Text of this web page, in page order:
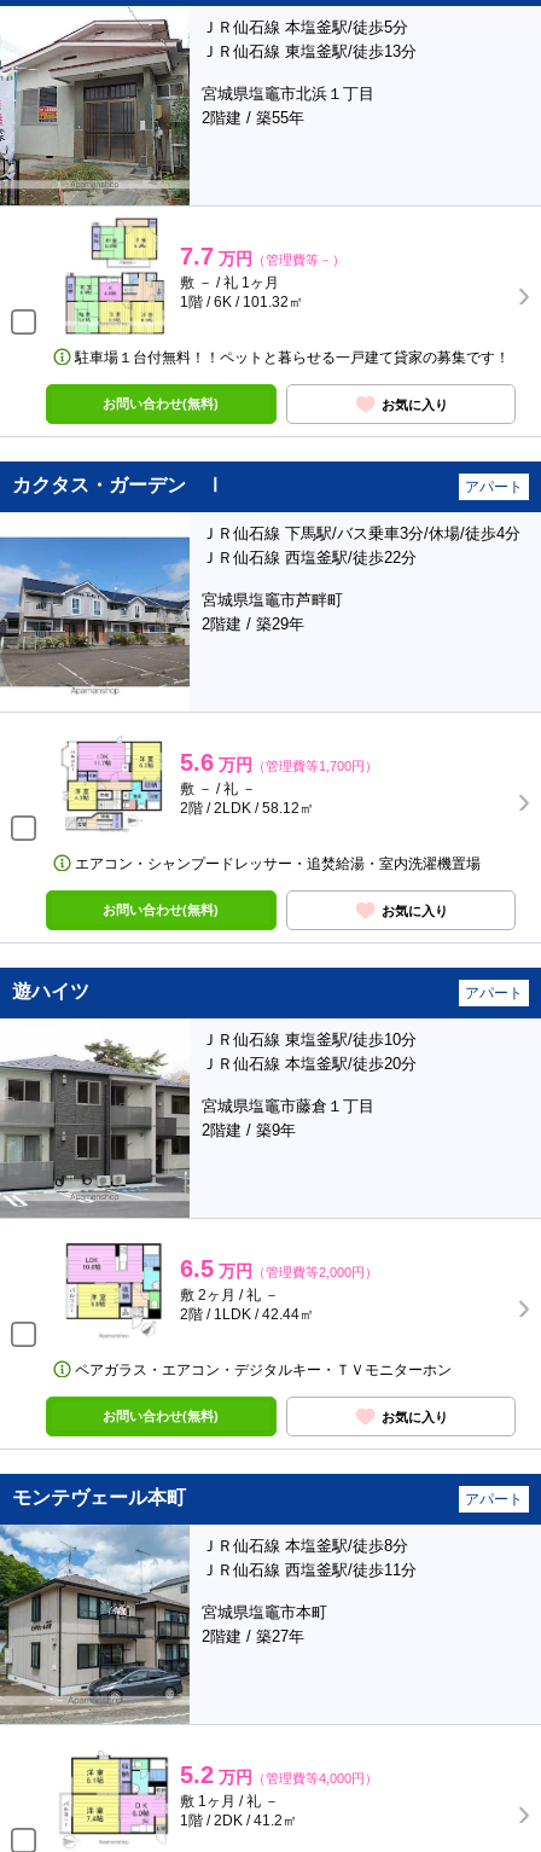
ＪＲ仙石線 本塩釜駅/徒歩5分
ＪＲ仙石線 東塩釜駅/徒歩13分
宮城県塩竈市北浜１丁目
2階建 / 築55年
7.7 万円 （管理費等－）
敷 － / 礼 1ヶ月
1階 / 6K / 101.32㎡
駐車場１台付無料！！ペットと暮らせる一戸建て貸家の募集です！
お問い合わせ(無料) お気に入り
カクタス・ガーデン Ⅰ アパート
ＪＲ仙石線 下馬駅/バス乗車3分/休場/徒歩4分
ＪＲ仙石線 西塩釜駅/徒歩22分
宮城県塩竈市芦畔町
2階建 / 築29年
5.6 万円 （管理費等1,700円）
敷 － / 礼 －
2階 / 2LDK / 58.12㎡
エアコン・シャンプードレッサー・追焚給湯・室内洗濯機置場
お問い合わせ(無料) お気に入り
遊ハイツ アパート
ＪＲ仙石線 東塩釜駅/徒歩10分
ＪＲ仙石線 本塩釜駅/徒歩20分
宮城県塩竈市藤倉１丁目
2階建 / 築9年
6.5 万円 （管理費等2,000円）
敷 2ヶ月 / 礼 －
2階 / 1LDK / 42.44㎡
ペアガラス・エアコン・デジタルキー・ＴＶモニターホン
お問い合わせ(無料) お気に入り
モンテヴェール本町 アパート
ＪＲ仙石線 本塩釜駅/徒歩8分
ＪＲ仙石線 西塩釜駅/徒歩11分
宮城県塩竈市本町
2階建 / 築27年
5.2 万円 （管理費等4,000円）
敷 1ヶ月 / 礼 －
1階 / 2DK / 41.2㎡